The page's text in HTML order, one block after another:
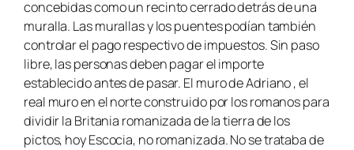
concebidas como un recinto cerrado detrás de una
muralla. Las murallas y los puentes podían también
controlar el pago respectivo de impuestos. Sin paso
libre, las personas deben pagar el importe
establecido antes de pasar. El muro de Adriano , el
real muro en el norte construido por los romanos para
dividir la Britania romanizada de la tierra de los
pictos, hoy Escocia, no romanizada. No se trataba de